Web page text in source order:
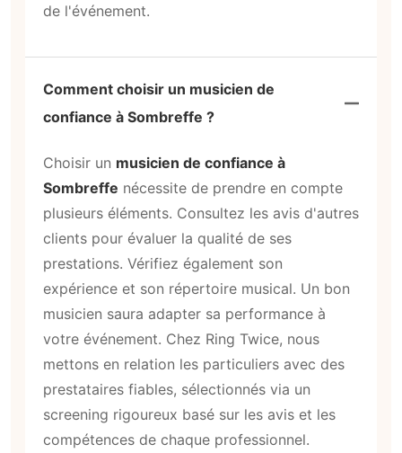
de l'événement.
Comment choisir un musicien de
confiance à Sombreffe ?
Choisir un musicien de confiance à
Sombreffe nécessite de prendre en compte
plusieurs éléments. Consultez les avis d'autres
clients pour évaluer la qualité de ses
prestations. Vérifiez également son
expérience et son répertoire musical. Un bon
musicien saura adapter sa performance à
votre événement. Chez Ring Twice, nous
mettons en relation les particuliers avec des
prestataires fiables, sélectionnés via un
screening rigoureux basé sur les avis et les
compétences de chaque professionnel.